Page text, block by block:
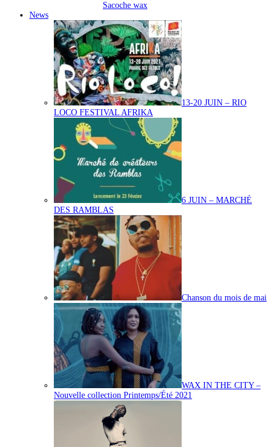
Sacoche wax
News
13-20 JUIN – RIO
LOCO FESTIVAL AFRIKA
6 JUIN – MARCHÉ
DES RAMBLAS
Chanson du mois de mai
WAX IN THE CITY –
Nouvelle collection Printemps/Été 2021